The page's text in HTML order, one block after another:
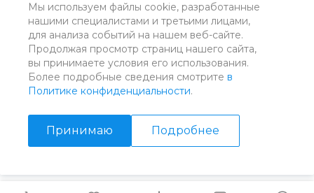
Мы используем файлы cookie, разработанные
нашими специалистами и третьими лицами,
для анализа событий на нашем веб-сайте.
Продолжая просмотр страниц нашего сайта,
вы принимаете условия его использования.
Более подробные сведения смотрите в
Политике конфиденциальности.
Принимаю Подробнее
© 2017 - 2026 ООО "Комплектстрой 41", Все права
защищены